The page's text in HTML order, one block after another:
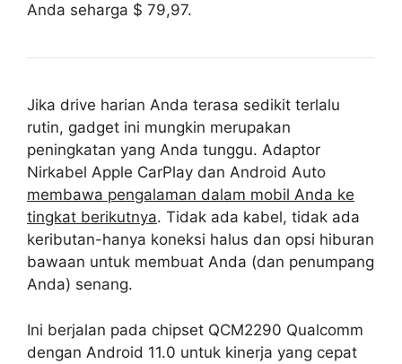
Anda seharga $ 79,97.
Jika drive harian Anda terasa sedikit terlalu
rutin, gadget ini mungkin merupakan
peningkatan yang Anda tunggu. Adaptor
Nirkabel Apple CarPlay dan Android Auto
membawa pengalaman dalam mobil Anda ke
tingkat berikutnya. Tidak ada kabel, tidak ada
keributan-hanya koneksi halus dan opsi hiburan
bawaan untuk membuat Anda (dan penumpang
Anda) senang.
Ini berjalan pada chipset QCM2290 Qualcomm
dengan Android 11.0 untuk kinerja yang cepat